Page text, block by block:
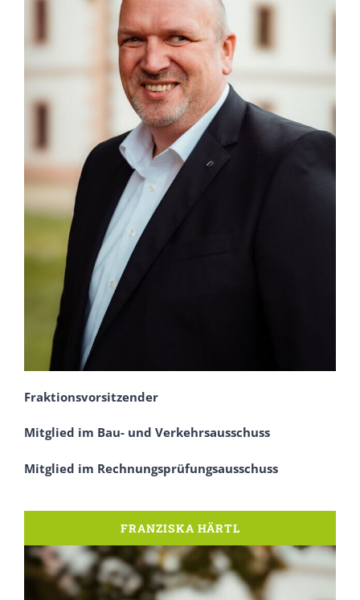
Fraktionsvorsitzender
Mitglied im Bau- und Verkehrsausschuss
Mitglied im Rechnungsprüfungsausschuss
FRANZISKA HÄRTL